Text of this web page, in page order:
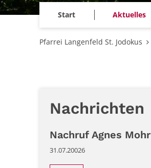
Start Aktuelles
Pfarrei Langenfeld St. Jodokus
Nachrichten
Nachruf Agnes Mohr
31.07.20026